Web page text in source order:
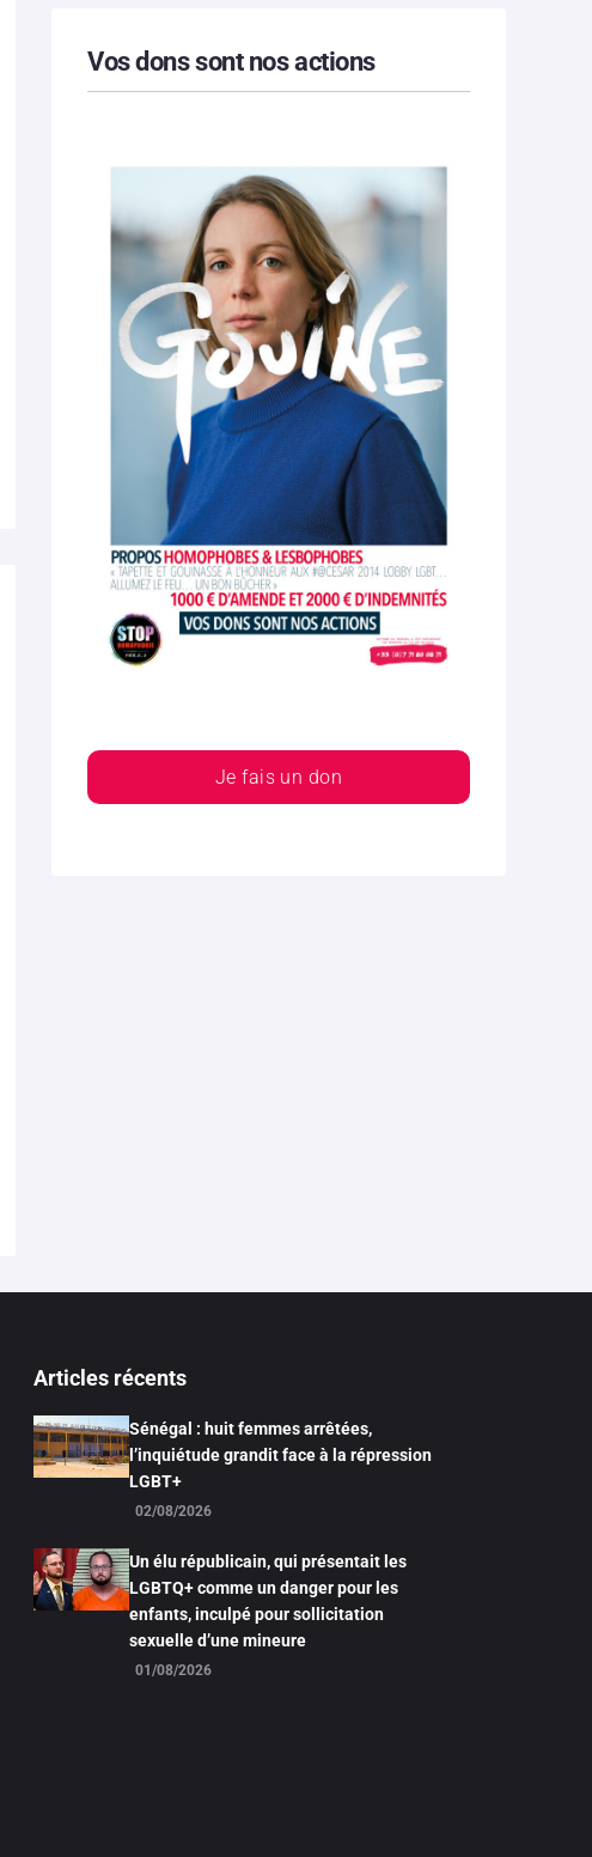
Vos dons sont nos actions
Je fais un don
Articles récents
Sénégal : huit femmes arrêtées,
l’inquiétude grandit face à la répression
LGBT+
02/08/2026
Un élu républicain, qui présentait les
LGBTQ+ comme un danger pour les
enfants, inculpé pour sollicitation
sexuelle d’une mineure
01/08/2026